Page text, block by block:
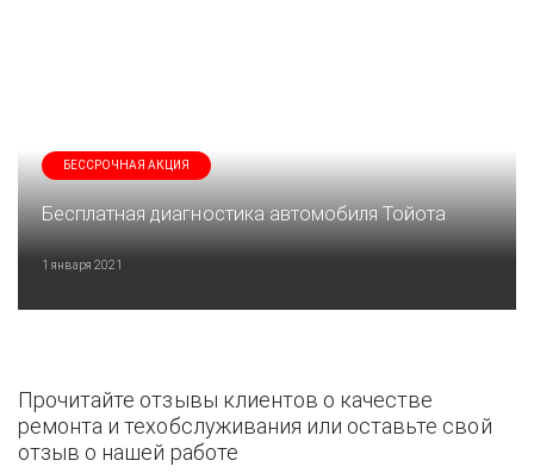
БЕССРОЧНАЯ АКЦИЯ
Бесплатная диагностика автомобиля Тойота
1 января 2021
Прочитайте отзывы клиентов о качестве
ремонта и техобслуживания или оставьте свой
отзыв о нашей работе